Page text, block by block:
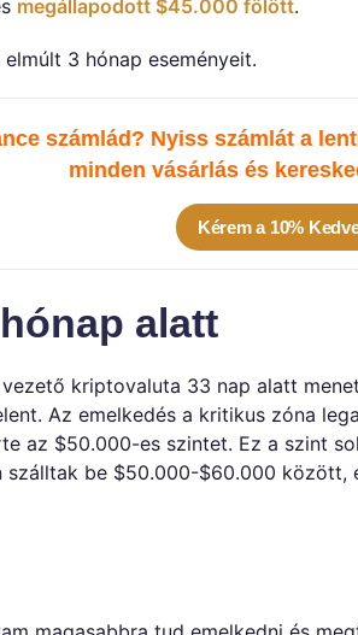
megállapodott $45.000 fölött.
3 hónap eseményeit.
számlád? Nyiss számlát a
minden vásárlás és
Kérem a 10%
alatt
kriptovaluta 33 nap alatt
Az emelkedés a kritikus zóna
az $50.000-es szintet. Ez a szint
szálltak be $50.000-$60.000